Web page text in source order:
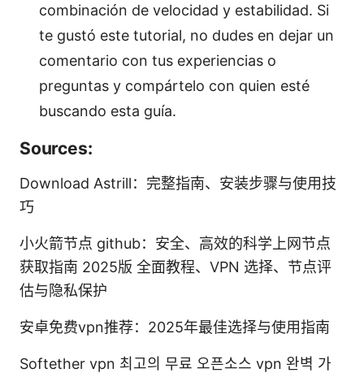
combinación de velocidad y estabilidad. Si
te gustó este tutorial, no dudes en dejar un
comentario con tus experiencias o
preguntas y compártelo con quien esté
buscando esta guía.
Sources:
Download Astrill：完整指南、安装步骤与使用技
巧
小火箭节点 github：安全、高效的科学上网节点
获取指南 2025版 全面教程、VPN 选择、节点评
估与隐私保护
安卓免费vpn推荐：2025年最佳选择与使用指南
Softether vpn 최고의 무료 오픈소스 vpn 완벽 가